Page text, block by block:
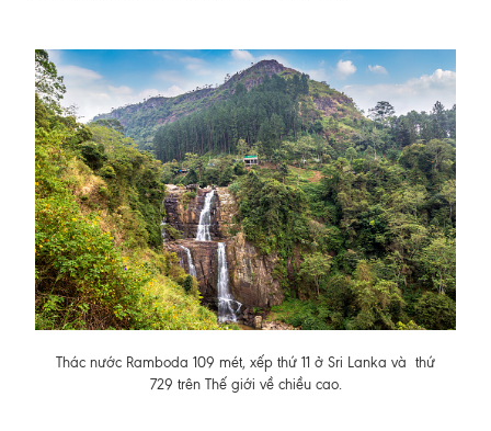
Thác nước Ramboda 109 mét, xếp thứ 11 ở Sri Lanka và thứ
729 trên Thế giới về chiều cao.